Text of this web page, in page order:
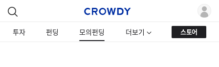
투자 펀딩 모의펀딩 더보기 스토어